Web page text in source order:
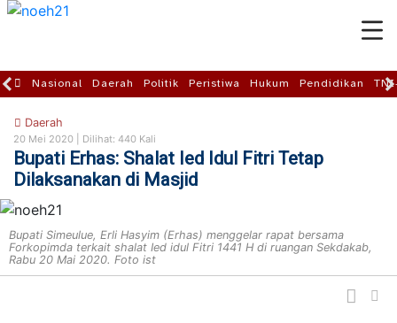
Nasional Daerah Politik Peristiwa Hukum Pendidikan
Daerah
20 Mei 2020 | Dilihat: 440 Kali
Bupati Erhas: Shalat Ied Idul Fitri Tetap
Dilaksanakan di Masjid
Bupati Simeulue, Erli Hasyim (Erhas) menggelar rapat bersama
Forkopimda terkait shalat Ied idul Fitri 1441 H di ruangan Sekdakab,
Rabu 20 Mai 2020. Foto ist